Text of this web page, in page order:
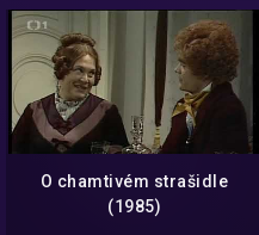
O chamtivém strašidle
(1985)